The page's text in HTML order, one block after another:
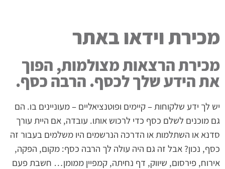
מכירת וידאו באתר
מכירת הרצאות מצולמות, הפוך
את הידע שלך לכסף. הרבה כסף.
יש לך ידע שלקוחות – קיימים ופוטנציאליים – מעוניינים בו. הם
גם מוכנים לשלם כסף כדי לרכוש אותו. עובדה, אם היית עורך
סדנא או השתלמות או הדרכה הנרשמים היו משלמים בעבור זה
כסף, נכון? אבל זה גם היה עולה לך הרבה כסף: מקום, הפקה,
אירוח, פירסום, שיווק, דף נחיתה, קמפיין ממומן… חשבת פעם